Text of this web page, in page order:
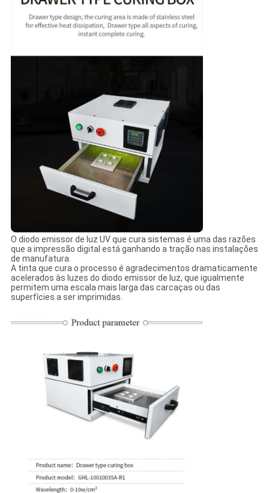
O diodo emissor de luz UV que cura sistemas é uma das razões
que a impressão digital está ganhando a tração nas instalações
de manufatura.
A tinta que cura o processo é agradecimentos dramaticamente
acelerados às luzes do diodo emissor de luz, que igualmente
permitem uma escala mais larga das carcaças ou das
superfícies a ser imprimidas.